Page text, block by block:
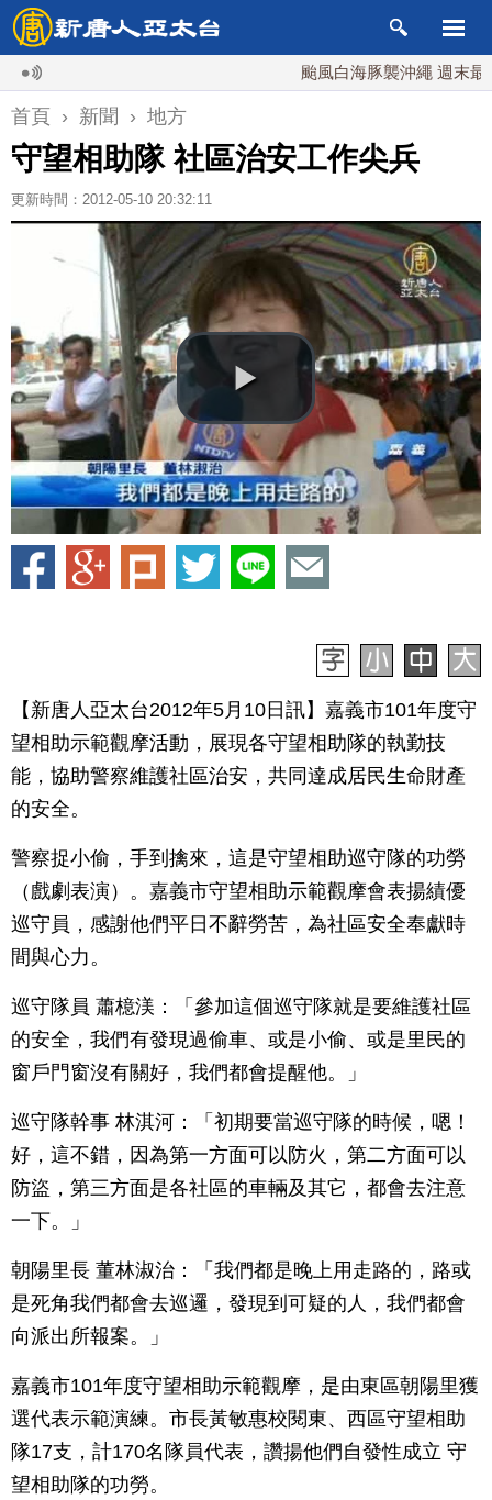
颱風白海豚襲沖繩 週末最近台灣
首頁 › 新聞 › 地方
守望相助隊 社區治安工作尖兵
更新時間：2012-05-10 20:32:11
【新唐人亞太台2012年5月10日訊】嘉義市101年度守
望相助示範觀摩活動，展現各守望相助隊的執勤技
能，協助警察維護社區治安，共同達成居民生命財產
的安全。
警察捉小偷，手到擒來，這是守望相助巡守隊的功勞
（戲劇表演）。嘉義市守望相助示範觀摩會表揚績優
巡守員，感謝他們平日不辭勞苦，為社區安全奉獻時
間與心力。
巡守隊員 蕭檍渼：「參加這個巡守隊就是要維護社區
的安全，我們有發現過偷車、或是小偷、或是里民的
窗戶門窗沒有關好，我們都會提醒他。」
巡守隊幹事 林淇河：「初期要當巡守隊的時候，嗯！
好，這不錯，因為第一方面可以防火，第二方面可以
防盜，第三方面是各社區的車輛及其它，都會去注意
一下。」
朝陽里長 董林淑治：「我們都是晚上用走路的，路或
是死角我們都會去巡邏，發現到可疑的人，我們都會
向派出所報案。」
嘉義市101年度守望相助示範觀摩，是由東區朝陽里獲
選代表示範演練。市長黃敏惠校閱東、西區守望相助
隊17支，計170名隊員代表，讚揚他們自發性成立 守
望相助隊的功勞。